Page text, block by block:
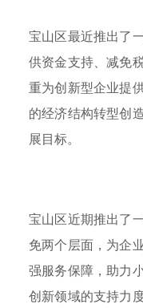
宝山区最近推出了
供资金支持、减免
重为创新型企业提
的经济结构转型创
展目标。
宝山区近期推出了
免两个层面，为企
强服务保障，助力
创新领域的支持力